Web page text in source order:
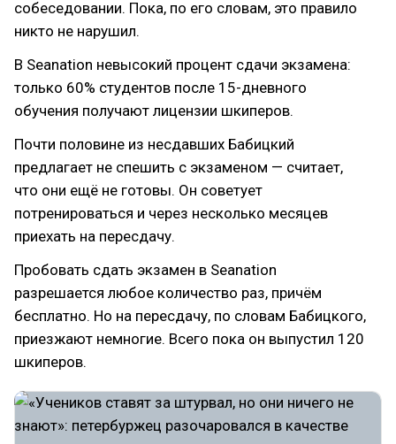
собеседовании. Пока, по его словам, это правило
никто не нарушил.
В Seanation невысокий процент сдачи экзамена:
только 60% студентов после 15-дневного
обучения получают лицензии шкиперов.
Почти половине из несдавших Бабицкий
предлагает не спешить с экзаменом — считает,
что они ещё не готовы. Он советует
потренироваться и через несколько месяцев
приехать на пересдачу.
Пробовать сдать экзамен в Seanation
разрешается любое количество раз, причём
бесплатно. Но на пересдачу, по словам Бабицкого,
приезжают немногие. Всего пока он выпустил 120
шкиперов.